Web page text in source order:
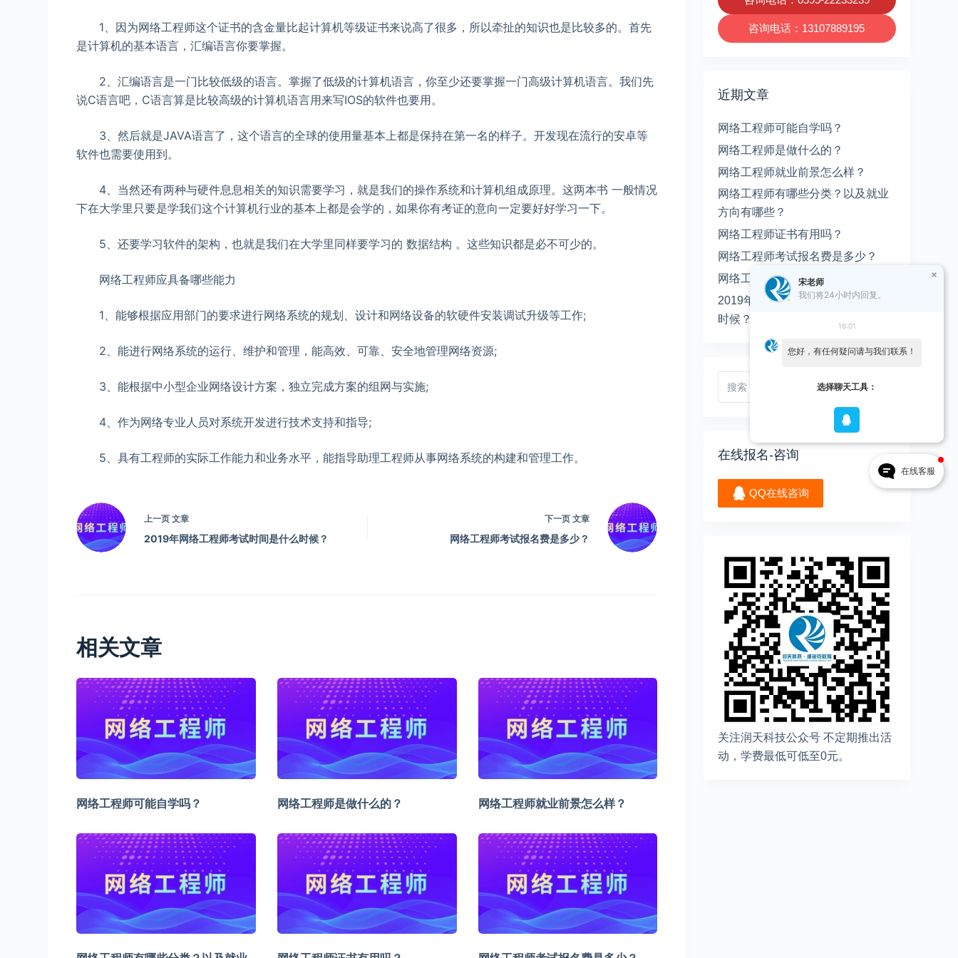
1、因为网络工程师这个证书的含金量比起计算机等级证书来说高了很多，所以牵扯的知识也是比较多的。首先
是计算机的基本语言，汇编语言你要掌握。
2、汇编语言是一门比较低级的语言。掌握了低级的计算机语言，你至少还要掌握一门高级计算机语言。我们先
说C语言吧，C语言算是比较高级的计算机语言用来写IOS的软件也要用。
3、然后就是JAVA语言了，这个语言的全球的使用量基本上都是保持在第一名的样子。开发现在流行的安卓等
软件也需要使用到。
4、当然还有两种与硬件息息相关的知识需要学习，就是我们的操作系统和计算机组成原理。这两本书 一般情况
下在大学里只要是学我们这个计算机行业的基本上都是会学的，如果你有考证的意向一定要好好学习一下。
5、还要学习软件的架构，也就是我们在大学里同样要学习的 数据结构 。这些知识都是必不可少的。
网络工程师应具备哪些能力
1、能够根据应用部门的要求进行网络系统的规划、设计和网络设备的软硬件安装调试升级等工作;
2、能进行网络系统的运行、维护和管理，能高效、可靠、安全地管理网络资源;
3、能根据中小型企业网络设计方案，独立完成方案的组网与实施;
4、作为网络专业人员对系统开发进行技术支持和指导;
5、具有工程师的实际工作能力和业务水平，能指导助理工程师从事网络系统的构建和管理工作。
上一页文章
2019年网络工程师考试时间是什么时候？
下一页文章
网络工程师考试报名费是多少？
相关文章
网络工程师可能自学吗？ 网络工程师是做什么的？ 网络工程师就业前景怎么样？
咨询电话：13107889195
近期文章
网络工程师可能自学吗？
网络工程师是做什么的？
网络工程师就业前景怎么样？
网络工程师有哪些分类？以及就业
方向有哪些？
网络工程师证书有用吗？
网络工程师考试报名费是多少？
网络工程师要学什么课程？
2019年网络工程师考试时间是什么
时候？
在线报名-咨询
QQ在线咨询
关注润天科技公众号 不定期推出活
动，学费最低可低至0元。
在线客服
宋老师
我们将24小时内回复。
16:01
您好，有任何疑问请与我们联系！
选择聊天工具：